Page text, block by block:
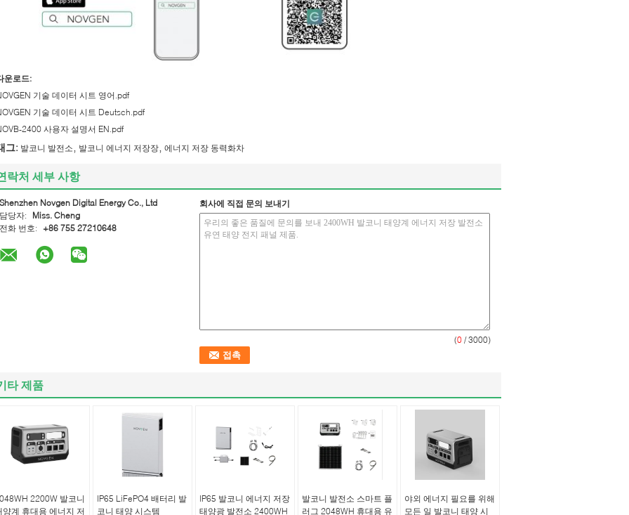
운로드:
기술 데이터 시트 영어.pdf
기술 데이터 시트 Deutsch.pdf
2400 사용자 설명서 EN.pdf
그: 발코니 발전소 발코니 에너지 저장장 에너지 저장 동력화차
락처 세부 사항
Shenzhen Novgen Digital Energy Co., Ltd
담당자:
Miss. Cheng
전화 번호:
+86 755 27210648
회사에 직접 문의 보내기
(0 / 3000)
타 제품
2200W 발코니
양계 휴대용 에너지 저
IP65 LiFePO4 배터리 발
코니 태양 시스템
IP65 발코니 에너지 저장
태양광 발전소 2400WH
발코니 발전소 스마트 플
러그 2048WH 휴대용 유
야외 에너지 필요를 위해
모든 일 발코니 태양 시